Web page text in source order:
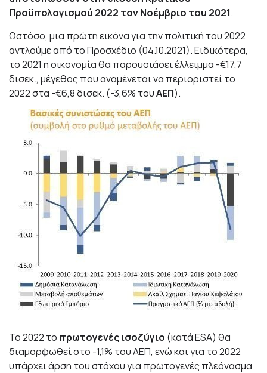
Προϋπολογισμού 2022 τον Νοέμβριο του 2021.
Ωστόσο, μια πρώτη εικόνα για την πολιτική του 2022
αντλούμε από το Προσχέδιο (04.10.2021). Ειδικότερα,
το 2021 η οικονομία θα παρουσιάσει έλλειμμα -€17,7
δισεκ., μέγεθος που αναμένεται να περιοριστεί το
2022 στα -€6,8 δισεκ. (-3,6% τουΑΕΠ).
Το 2022 το πρωτογενές ισοζύγιο (κατά ESA) θα
διαμορφωθεί στο -1,1% του ΑΕΠ, ενώ και για το 2022
υπάρχει άρση του στόχου για πρωτογενές πλεόνασμα